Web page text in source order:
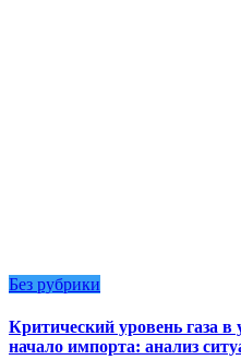
Без рубрики
Критический уровень газа
начало импорта: анализ